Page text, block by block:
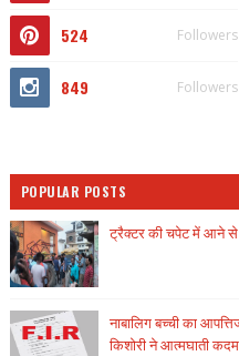
524 Followers
849 Followers
POPULAR POSTS
ट्रैक्टर की चपेट में आने से
नाबालिग बच्ची का
किशोरी ने आत्मघाती